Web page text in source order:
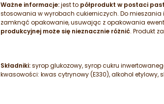
Ważne informacje:jest to półprodukt w postaci
stosowania w wyrobach cukierniczych. Do mieszania
zamknąć opakowanie, usuwając z opakowania
produkcyjnej może się nieznacznie różnić. Produkt
Składniki:syrop glukozowy, syrop cukru
kwasowości: kwas cytrynowy (E330), alkohol